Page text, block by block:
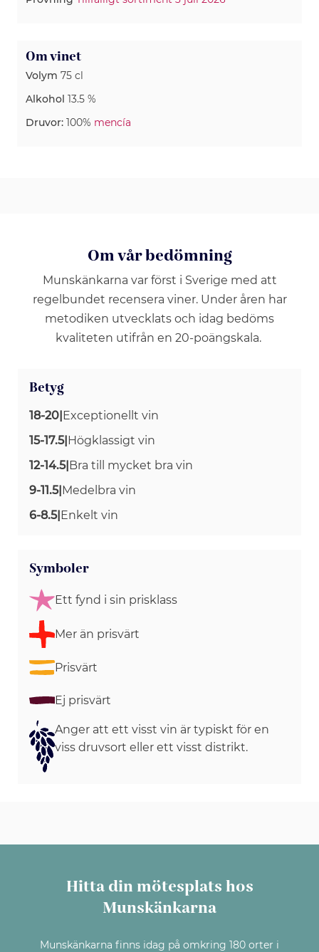
Om vinet
Volym 75 cl
Alkohol 13.5 %
Druvor: 100% mencía
Om vår bedömning
Munskänkarna var först i Sverige med att
regelbundet recensera viner. Under åren har
metodiken utvecklats och idag bedöms
kvaliteten utifrån en 20-poängskala.
Betyg
18-20|Exceptionellt vin
15-17.5|Högklassigt vin
12-14.5|Bra till mycket bra vin
9-11.5|Medelbra vin
6-8.5|Enkelt vin
Symboler
Ett fynd i sin prisklass
Mer än prisvärt
Prisvärt
Ej prisvärt
Anger att ett visst vin är typiskt för en
viss druvsort eller ett visst distrikt.
Hitta din mötesplats hos
Munskänkarna
Munskänkarna finns idag på omkring 180 orter i